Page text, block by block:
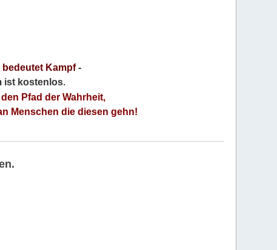
bedeutet Kampf-
ist kostenlos.
Pfad der Wahrheit,
Menschen die diesen gehn!